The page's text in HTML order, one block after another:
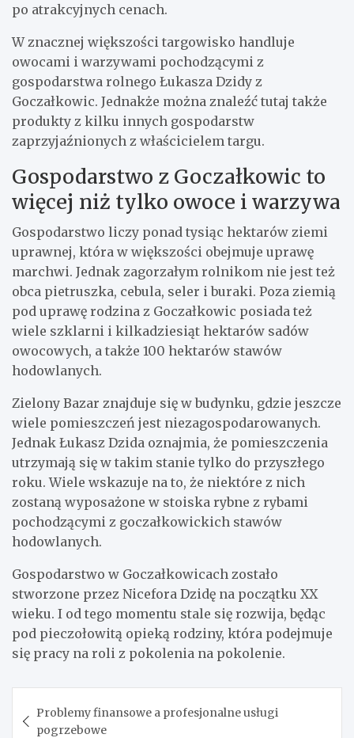
po atrakcyjnych cenach.
W znacznej większości targowisko handluje
owocami i warzywami pochodzącymi z
gospodarstwa rolnego Łukasza Dzidy z
Goczałkowic. Jednakże można znaleźć tutaj także
produkty z kilku innych gospodarstw
zaprzyjaźnionych z właścicielem targu.
Gospodarstwo z Goczałkowic to
więcej niż tylko owoce i warzywa
Gospodarstwo liczy ponad tysiąc hektarów ziemi
uprawnej, która w większości obejmuje uprawę
marchwi. Jednak zagorzałym rolnikom nie jest też
obca pietruszka, cebula, seler i buraki. Poza ziemią
pod uprawę rodzina z Goczałkowic posiada też
wiele szklarni i kilkadziesiąt hektarów sadów
owocowych, a także 100 hektarów stawów
hodowlanych.
Zielony Bazar znajduje się w budynku, gdzie jeszcze
wiele pomieszczeń jest niezagospodarowanych.
Jednak Łukasz Dzida oznajmia, że pomieszczenia
utrzymają się w takim stanie tylko do przyszłego
roku. Wiele wskazuje na to, że niektóre z nich
zostaną wyposażone w stoiska rybne z rybami
pochodzącymi z goczałkowickich stawów
hodowlanych.
Gospodarstwo w Goczałkowicach zostało
stworzone przez Nicefora Dzidę na początku XX
wieku. I od tego momentu stale się rozwija, będąc
pod pieczołowitą opieką rodziny, która podejmuje
się pracy na roli z pokolenia na pokolenie.
wpisu
Problemy finansowe a profesjonalne usługi
pogrzebowe